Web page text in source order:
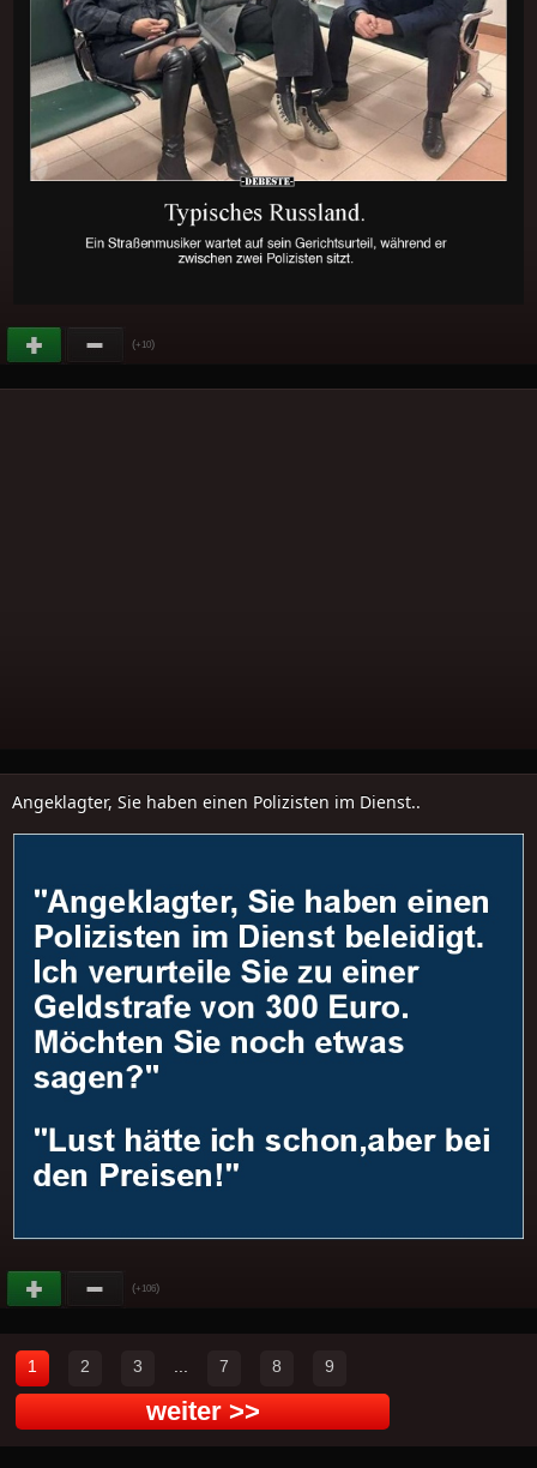
(+10)
Angeklagter, Sie haben einen Polizisten im Dienst..
(+106)
1 2 3 7 8 9
weiter >>